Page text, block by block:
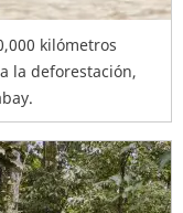
kilómetros
la deforestación,